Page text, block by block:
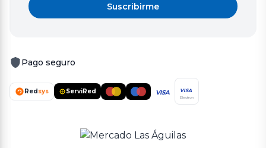
Suscribirme
Pago seguro
Redsys ServiRed VISA VISA
Electron